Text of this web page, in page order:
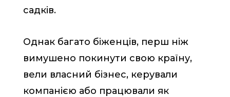
садків.
Однак багато біженців, перш ніж
вимушено покинути свою країну,
вели власний бізнес, керували
компанією або працювали як